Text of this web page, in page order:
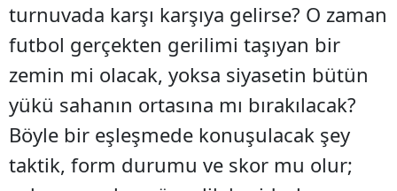
turnuvada karşı karşıya gelirse? O zaman
futbol gerçekten gerilimi taşıyan bir
zemin mi olacak, yoksa siyasetin bütün
yükü sahanın ortasına mı bırakılacak?
Böyle bir eşleşmede konuşulacak şey
taktik, form durumu ve skor mu olur;